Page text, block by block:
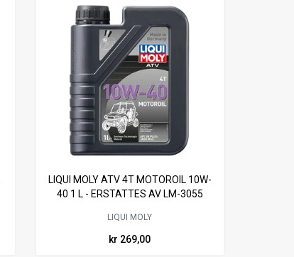
LIQUI MOLY ATV 4T MOTOROIL 10W-
40 1 L - ERSTATTES AV LM-3055
LIQUI MOLY
kr 269,00